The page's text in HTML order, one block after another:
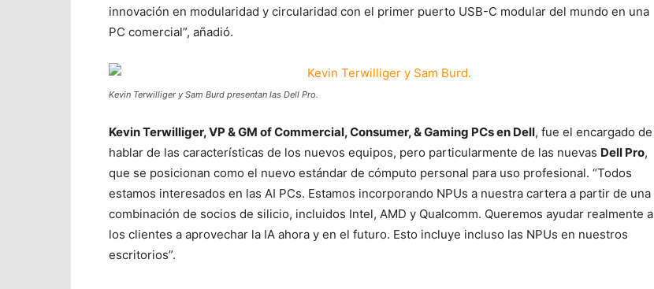
innovación en modularidad y circularidad con el primer puerto USB-C modular del mundo en una
PC comercial”, añadió.
Kevin Terwilliger y Sam Burd presentan las Dell Pro.
Kevin Terwilliger, VP & GM of Commercial, Consumer, & Gaming PCs en Dell, fue el encargado de
hablar de las características de los nuevos equipos, pero particularmente de las nuevas Dell Pro,
que se posicionan como el nuevo estándar de cómputo personal para uso profesional. “Todos
estamos interesados ​​en las AI PCs. Estamos incorporando NPUs a nuestra cartera a partir de una
combinación de socios de silicio, incluidos Intel, AMD y Qualcomm. Queremos ayudar realmente a
los clientes a aprovechar la IA ahora y en el futuro. Esto incluye incluso las NPUs en nuestros
escritorios”.